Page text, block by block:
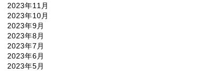
2023年11月
2023年10月
2023年9月
2023年8月
2023年7月
2023年6月
2023年5月